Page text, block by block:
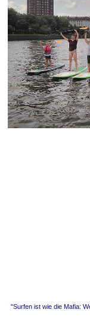
"Surfen ist wie die Mafia: